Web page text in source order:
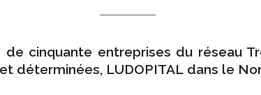
de cinquante entreprises du réseau
déterminées, LUDOPITAL dans le